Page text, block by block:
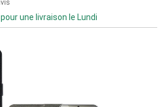
une livraison le Lundi